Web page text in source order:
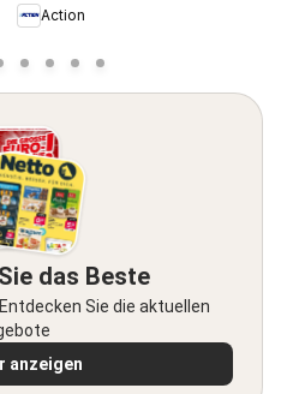
Action
das Beste
Sie die aktuellen
anzeigen